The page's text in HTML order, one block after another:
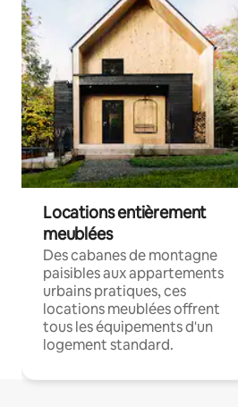
Locations entièrement
meublées
Des cabanes de montagne
paisibles aux appartements
urbains pratiques, ces
locations meublées offrent
tous les équipements d'un
logement standard.